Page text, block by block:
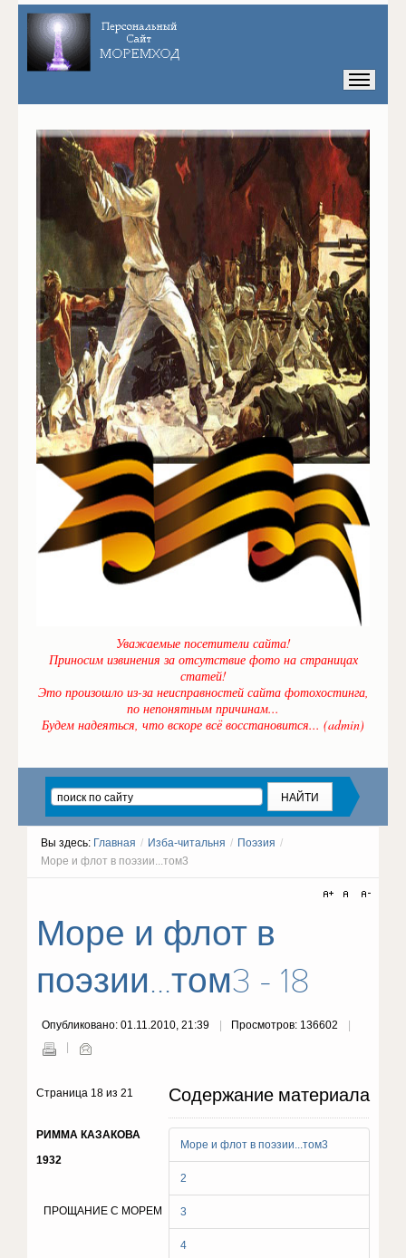
Уважаемые посетители сайта!
Приносим извинения за отсутствие фото на страницах
статей!
Это произошло из-за неисправностей сайта фотохостинга,
по непонятным причинам...
Будем надеяться, что вскоре всё восстановится... (admin)
Вы здесь: Главная / Изба-читальня / Поэзия /
Море и флот в поэзии...том3
Море и флот в
поэзии...том3 - 18
Опубликовано: 01.11.2010, 21:39 Просмотров: 136602
Содержание материала
Море и флот в поэзии...том3
2
3
4
Страница 18 из 21
РИММА КАЗАКОВА
1932
ПРОЩАНИЕ С МОРЕМ